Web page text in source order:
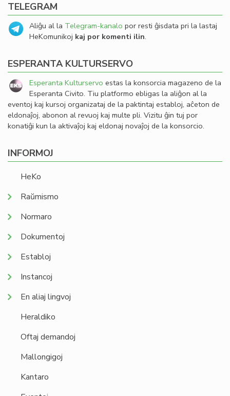
TELEGRAM
Aliĝu al la Telegram-kanalo por resti ĝisdata pri la lastaj
HeKomunikoj kaj por komenti ilin.
ESPERANTA KULTURSERVO
Esperanta Kulturservo estas la konsorcia magazeno de la
Esperanta Civito. Tiu platformo ebligas la aliĝon al la
eventoj kaj kursoj organizataj de la paktintaj establoj, aĉeton de
eldonaĵoj, abonon al revuoj kaj multe pli. Vizitu ĝin tuj por
konatiĝi kun la aktivaĵoj kaj eldonaj novaĵoj de la konsorcio.
INFORMOJ
HeKo
Raŭmismo
Normaro
Dokumentoj
Establoj
Instancoj
En aliaj lingvoj
Heraldiko
Oftaj demandoj
Mallongigoj
Kantaro